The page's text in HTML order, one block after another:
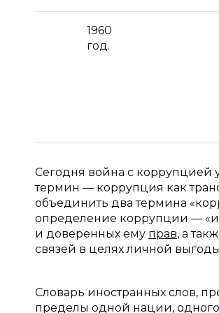
1960
год.
Сегодня война с коррупцией
термин — коррупция как
объединить два термина
определение коррупции —
и доверенных ему прав, а
связей в целях личной
Словарь иностранных слов,
пределы одной нации,